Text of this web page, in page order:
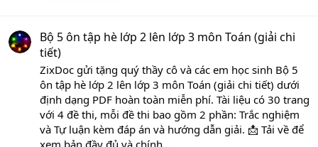
Bộ 5 ôn tập hè lớp 2 lên lớp 3 môn Toán (giải chi
tiết)
ZixDoc gửi tặng quý thầy cô và các em học sinh Bộ 5
ôn tập hè lớp 2 lên lớp 3 môn Toán (giải chi tiết) dưới
định dạng PDF hoàn toàn miễn phí. Tài liệu có 30 trang
với 4 đề thi, mỗi đề thi bao gồm 2 phần: Trắc nghiệm
và Tự luận kèm đáp án và hướng dẫn giải. 📩 Tải về để